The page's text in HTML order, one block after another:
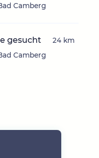
Camberg
gesucht
Camberg
24 km